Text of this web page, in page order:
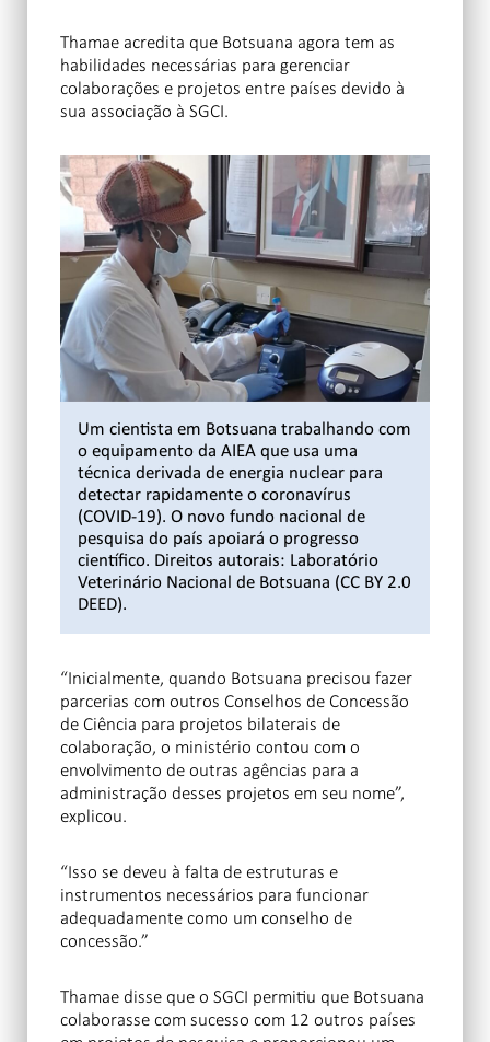
Thamae acredita que Botsuana agora tem as
habilidades necessárias para gerenciar
colaborações e projetos entre países devido à
sua associação à SGCI.
Um cientista em Botsuana trabalhando com
o equipamento da AIEA que usa uma
técnica derivada de energia nuclear para
detectar rapidamente o coronavírus
(COVID-19). O novo fundo nacional de
pesquisa do país apoiará o progresso
científico. Direitos autorais: Laboratório
Veterinário Nacional de Botsuana (CC BY 2.0
DEED).
“Inicialmente, quando Botsuana precisou fazer
parcerias com outros Conselhos de Concessão
de Ciência para projetos bilaterais de
colaboração, o ministério contou com o
envolvimento de outras agências para a
administração desses projetos em seu nome”,
explicou.
“Isso se deveu à falta de estruturas e
instrumentos necessários para funcionar
adequadamente como um conselho de
concessão.”
Thamae disse que o SGCI permitiu que Botsuana
colaborasse com sucesso com 12 outros países